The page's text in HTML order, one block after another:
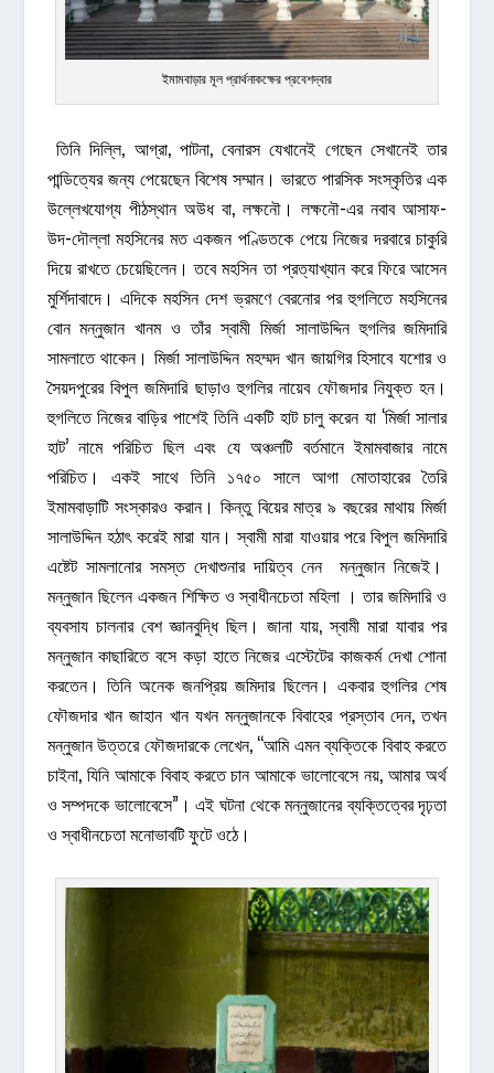
ইমামবাড়ার মূল প্রার্থনাকক্ষের প্রবেশদ্বার
তিনি দিল্লি, আগ্রা, পাটনা, বেনারস যেখানেই গেছেন সেখানেই তার
পান্ডিত্যের জন্য পেয়েছেন বিশেষ সম্মান। ভারতে পারসিক সংস্কৃতির এক
উল্লেখযোগ্য পীঠস্থান অউধ বা, লক্ষনৌ। লক্ষনৌ-এর নবাব আসাফ-
উদ-দৌল্লা মহসিনের মত একজন পণ্ডিতকে পেয়ে নিজের দরবারে চাকুরি
দিয়ে রাখতে চেয়েছিলেন। তবে মহসিন তা প্রত্যাখ্যান করে ফিরে আসেন
মুর্শিদাবাদে। এদিকে মহসিন দেশ ভ্রমণে বেরনোর পর হুগলিতে মহসিনের
বোন মন্নুজান খানম ও তাঁর স্বামী মির্জা সালাউদ্দিন হুগলির জমিদারি
সামলাতে থাকেন। মির্জা সালাউদ্দিন মহম্মদ খান জায়গির হিসাবে যশোর ও
সৈয়দপুরের বিপুল জমিদারি ছাড়াও হুগলির নায়েব ফৌজদার নিযুক্ত হন।
হুগলিতে নিজের বাড়ির পাশেই তিনি একটি হাট চালু করেন যা ‘মির্জা সালার
হাট’ নামে পরিচিত ছিল এবং যে অঞ্চলটি বর্তমানে ইমামবাজার নামে
পরিচিত। একই সাথে তিনি ১৭৫০ সালে আগা মোতাহারের তৈরি
ইমামবাড়াটি সংস্কারও করান। কিন্তু বিয়ের মাত্র ৯ বছরের মাথায় মির্জা
সালাউদ্দিন হঠাৎ করেই মারা যান। স্বামী মারা যাওয়ার পরে বিপুল জমিদারি
এষ্টেট সামলানোর সমস্ত দেখাশুনার দায়িত্ব নেন মন্নুজান নিজেই।
মন্নুজান ছিলেন একজন শিক্ষিত ও স্বাধীনচেতা মহিলা । তার জমিদারি ও
ব্যবসায চালনার বেশ জ্ঞানবুদ্ধি ছিল। জানা যায়, স্বামী মারা যাবার পর
মন্নুজান কাছারিতে বসে কড়া হাতে নিজের এস্টেটের কাজকর্ম দেখা শোনা
করতেন। তিনি অনেক জনপ্রিয় জমিদার ছিলেন। একবার হুগলির শেষ
ফৌজদার খান জাহান খান যখন মন্নুজানকে বিবাহের প্রস্তাব দেন, তখন
মন্নুজান উত্তরে ফৌজদারকে লেখেন, “আমি এমন ব্যক্তিকে বিবাহ করতে
চাইনা, যিনি আমাকে বিবাহ করতে চান আমাকে ভালোবেসে নয়, আমার অর্থ
ও সম্পদকে ভালোবেসে”। এই ঘটনা থেকে মন্নুজানের ব্যক্তিত্বের দৃঢ়তা
ও স্বাধীনচেতা মনোভাবটি ফুটে ওঠে।